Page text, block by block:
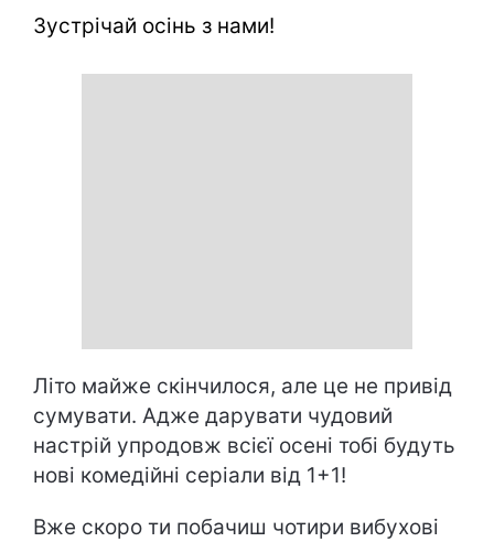
Зустрічай осінь з нами!
Літо майже скінчилося, але це не привід
сумувати. Адже дарувати чудовий
настрій упродовж всієї осені тобі будуть
нові комедійні серіали від 1+1!
Вже скоро ти побачиш чотири вибухові